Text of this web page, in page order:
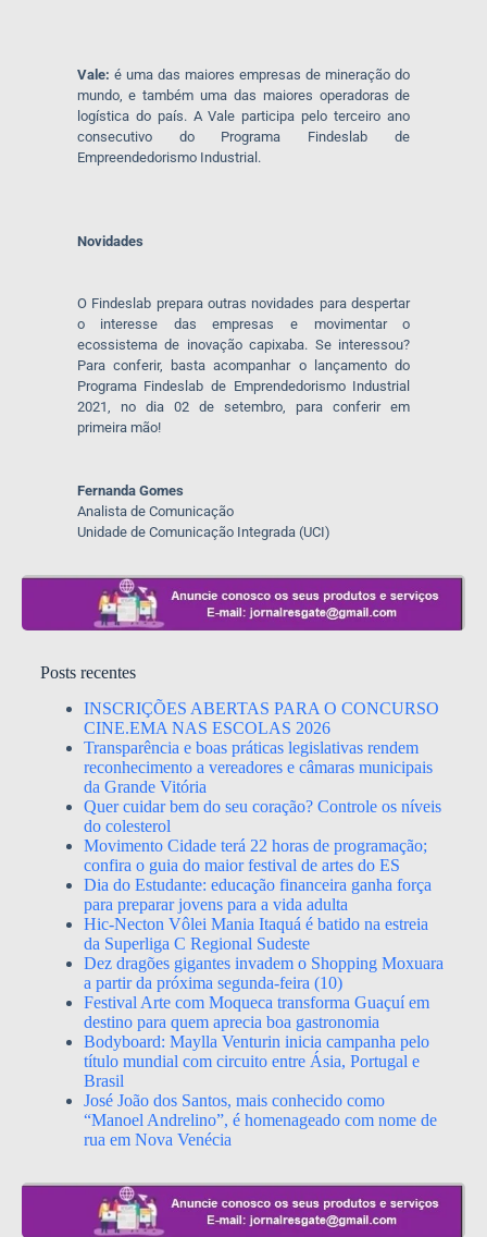
Vale: é uma das maiores empresas de mineração do
mundo, e também uma das maiores operadoras de
logística do país. A Vale participa pelo terceiro ano
consecutivo do Programa Findeslab de
Empreendedorismo Industrial.
Novidades
O Findeslab prepara outras novidades para despertar
o interesse das empresas e movimentar o
ecossistema de inovação capixaba. Se interessou?
Para conferir, basta acompanhar o lançamento do
Programa Findeslab de Emprendedorismo Industrial
2021, no dia 02 de setembro, para conferir em
primeira mão!
Fernanda Gomes
Analista de Comunicação
Unidade de Comunicação Integrada (UCI)
Posts recentes
INSCRIÇÕES ABERTAS PARA O CONCURSO
CINE.EMA NAS ESCOLAS 2026
Transparência e boas práticas legislativas rendem
reconhecimento a vereadores e câmaras municipais
da Grande Vitória
Quer cuidar bem do seu coração? Controle os níveis
do colesterol
Movimento Cidade terá 22 horas de programação;
confira o guia do maior festival de artes do ES
Dia do Estudante: educação financeira ganha força
para preparar jovens para a vida adulta
Hic-Necton Vôlei Mania Itaquá é batido na estreia
da Superliga C Regional Sudeste
Dez dragões gigantes invadem o Shopping Moxuara
a partir da próxima segunda-feira (10)
Festival Arte com Moqueca transforma Guaçuí em
destino para quem aprecia boa gastronomia
Bodyboard: Maylla Venturin inicia campanha pelo
título mundial com circuito entre Ásia, Portugal e
Brasil
José João dos Santos, mais conhecido como
“Manoel Andrelino”, é homenageado com nome de
rua em Nova Venécia